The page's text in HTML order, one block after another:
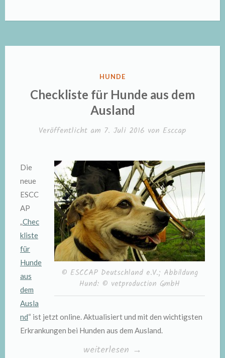
VERÖFFENTLICHT
HUNDE
Checkliste für Hunde aus dem
Ausland
Veröffentlicht am 7. Juli 2016 von Esccap
© ESCCAP Deutschland e.V.; Abbildung
Hund: © vetproduction GmbH
Die
neue
ESCC
AP
„Chec
kliste
für
Hunde
aus
dem
Ausla
nd“ ist jetzt online. Aktualisiert und mit den wichtigsten
Erkrankungen bei Hunden aus dem Ausland.
„Checkliste
weiterlesen →